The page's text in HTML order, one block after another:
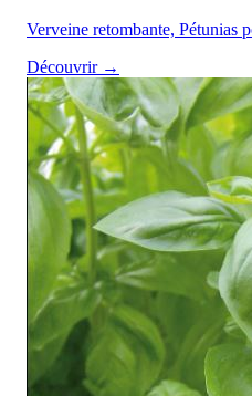
Verveine retombante, Pétunias
Découvrir →